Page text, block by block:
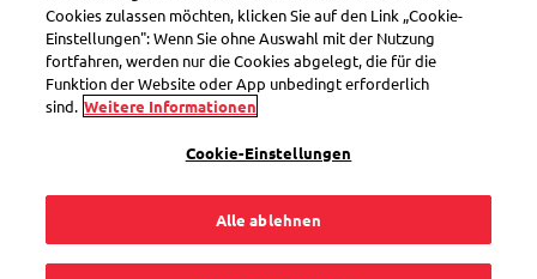
Happy Mix - Non-Prior-
Briefmarken für Belgien
Artikelnummer SEL0000032190
Cookies zulassen möchten, klicken Sie auf den Link „Cookie-
Einstellungen": Wenn Sie ohne Auswahl mit der Nutzung
fortfahren, werden nur die Cookies abgelegt, die für die
Funktion der Website oder App unbedingt erforderlich
sind. Weitere Informationen
Cookie-Einstellungen
Alle ablehnen